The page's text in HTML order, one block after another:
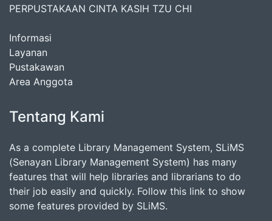
PERPUSTAKAAN CINTA KASIH TZU CHI
Informasi
Layanan
Pustakawan
Area Anggota
Tentang Kami
As a complete Library Management System, SLiMS
(Senayan Library Management System) has many
features that will help libraries and librarians to do
their job easily and quickly. Follow this link to show
some features provided by SLiMS.